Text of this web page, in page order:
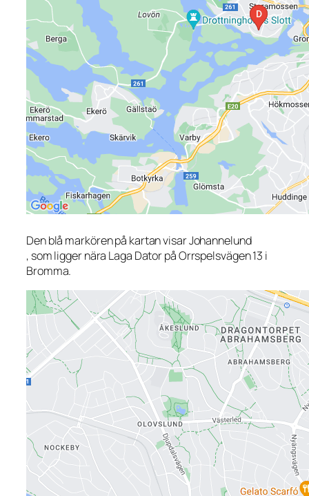
Den blå markören på kartan visar Johannelund
, som ligger nära Laga Dator på Orrspelsvägen 13 i
Bromma.